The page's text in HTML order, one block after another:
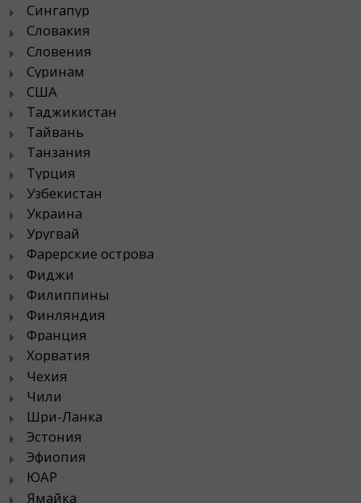
Сингапур
Словакия
Словения
Суринам
США
Таджикистан
Тайвань
Танзания
Турция
Узбекистан
Украина
Уругвай
Фарерские острова
Фиджи
Филиппины
Финляндия
Франция
Хорватия
Чехия
Чили
Шри-Ланка
Эстония
Эфиопия
ЮАР
Ямайка